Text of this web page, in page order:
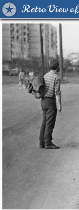
Retro View